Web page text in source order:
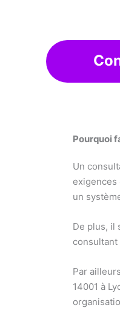
Pourquoi
Un
exigences
un
De plus, il
Par
14001 à